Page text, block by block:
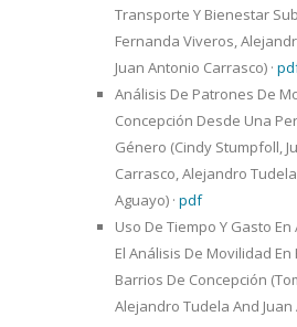
Transporte Y Bienestar
Fernanda Viveros,
Juan Antonio Carrasco) ·
Análisis De Patrones De
Concepción Desde Una
Género (Cindy Stumpfoll,
Carrasco, Alejandro
Aguayo) · pdf
Uso De Tiempo Y Gasto
El Análisis De Movilidad En
Barrios De Concepción
Alejandro Tudela And Juan